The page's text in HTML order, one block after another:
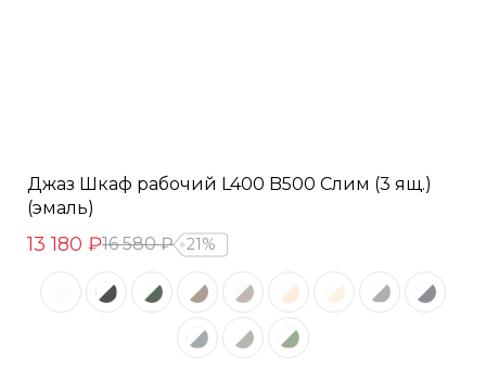
Джаз Шкаф рабочий L400 B500 Слим (3 ящ.)
(эмаль)
13 180 ₽16 580 ₽ 21%